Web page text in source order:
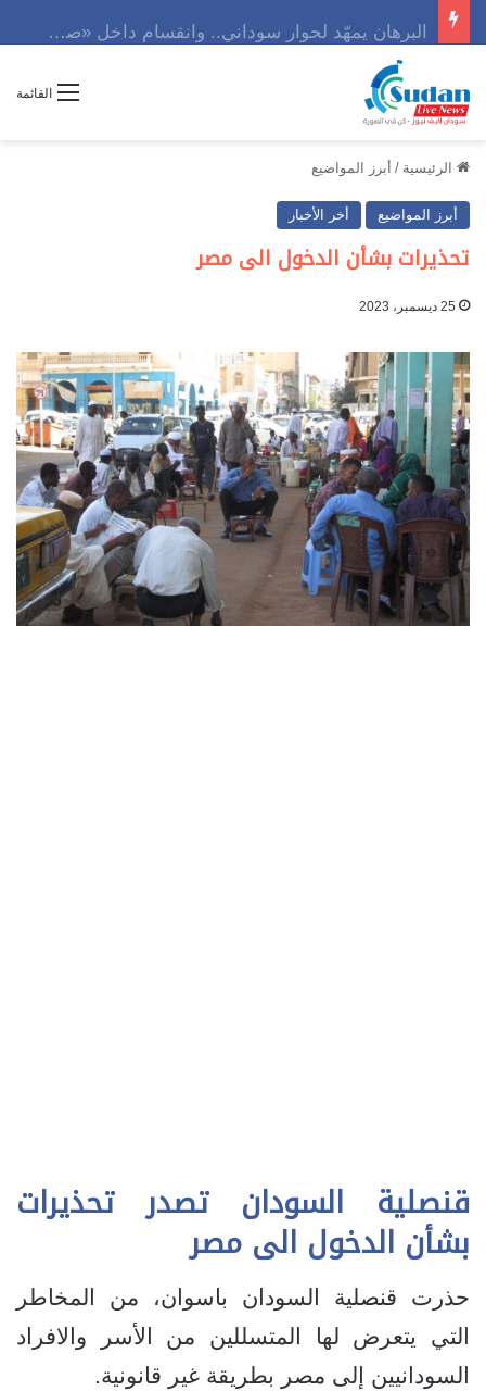
القائمة
الرئيسية / أبرز المواضيع
أبرز المواضيع أخر الأخبار
تحذيرات بشأن الدخول الى مصر
25 ديسمبر، 2023
قنصلية السودان تصدر تحذيرات
بشأن الدخول الى مصر
حذرت قنصلية السودان باسوان، من المخاطر
التي يتعرض لها المتسللين من الأسر والافراد
السودانيين إلى مصر بطريقة غير قانونية.